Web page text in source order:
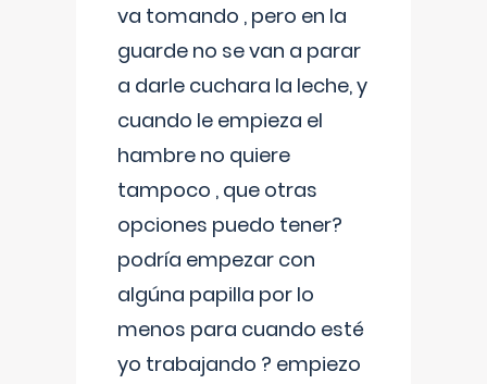
va tomando , pero en la
guarde no se van a parar
a darle cuchara la leche, y
cuando le empieza el
hambre no quiere
tampoco , que otras
opciones puedo tener?
podría empezar con
algúna papilla por lo
menos para cuando esté
yo trabajando ? empiezo